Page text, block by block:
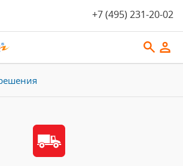
+7 (495) 231-20-02